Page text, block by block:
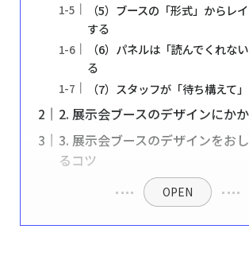
（5）ブースの「形式」からレ
する
（6）パネルは「読んでくれな
る
（7）スタッフが「待ち構えて
2. 展示会ブースのデザインにか
3. 展示会ブースのデザインをお
るコツ
OPEN